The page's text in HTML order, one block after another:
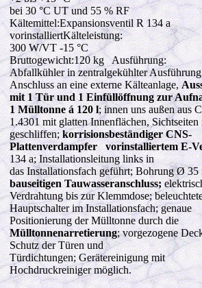
bei 30 °C UT und 55 % RF
Kältemittel:Expansionsventil R 134 a
vorinstalliertKälteleistung:
300 W/VT -15 °C
Bruttogewicht:120 kg Ausführung:
Abfallkühler in zentralgekühlter
Anschluss an eine externe Kälteanlage,
mit 1 Tür und 1 Einfüllöffnung zur
1 Mülltonne á 120 l; innen uns außen aus
1.4301 mit glatten Innenflächen, Sichtseiten
geschliffen;korrisionsbeständiger CNS-
Plattenverdampfer vorinstalliertem E-
134 a; Installationsleitung links in
das Installationsfach geführt; Bohrung Ø 35
bauseitigen Tauwasseranschluss;
Verdrahtung bis zur Klemmdose;
Hauptschalter im Installationsfach; genaue
Positionierung der Mülltonne durch die
Mülltonnenarretierung; vorgezogene
Schutz der Türen und
Türdichtungen; Gerätereinigung mit
Hochdruckreiniger möglich.